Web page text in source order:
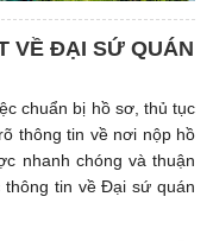
VỀ ĐẠI SỨ QUÁN
chuẩn bị hồ sơ, thủ tục
thông tin về nơi nộp hồ
nhanh chóng và thuận
tin về Đại sứ quán